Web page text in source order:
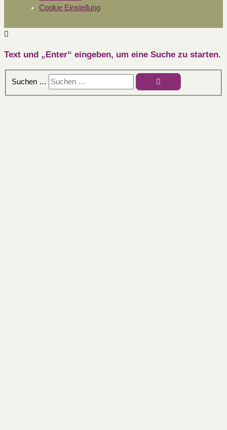
Cookie Einstellung
Text und „Enter“ eingeben, um eine Suche zu starten.
Suchen …